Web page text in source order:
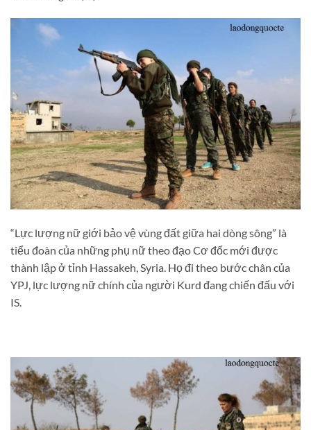
“Lực lượng nữ giới bảo vệ vùng đất giữa hai dòng sông” là
tiểu đoàn của những phụ nữ theo đạo Cơ đốc mới được
thành lập ở tỉnh Hassakeh, Syria. Họ đi theo bước chân của
YPJ, lực lượng nữ chính của người Kurd đang chiến đấu với
IS.